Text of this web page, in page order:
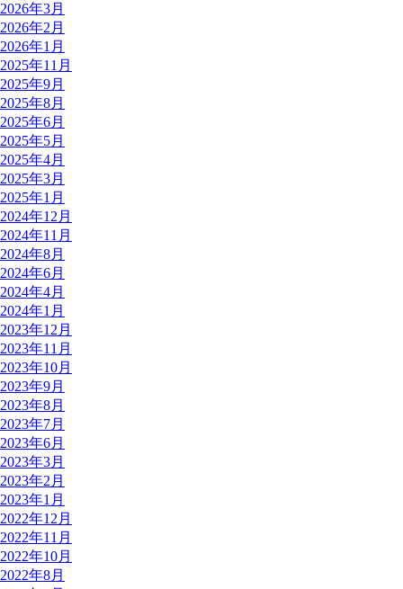
2026年3月
2026年2月
2026年1月
2025年11月
2025年9月
2025年8月
2025年6月
2025年5月
2025年4月
2025年3月
2025年1月
2024年12月
2024年11月
2024年8月
2024年6月
2024年4月
2024年1月
2023年12月
2023年11月
2023年10月
2023年9月
2023年8月
2023年7月
2023年6月
2023年3月
2023年2月
2023年1月
2022年12月
2022年11月
2022年10月
2022年8月